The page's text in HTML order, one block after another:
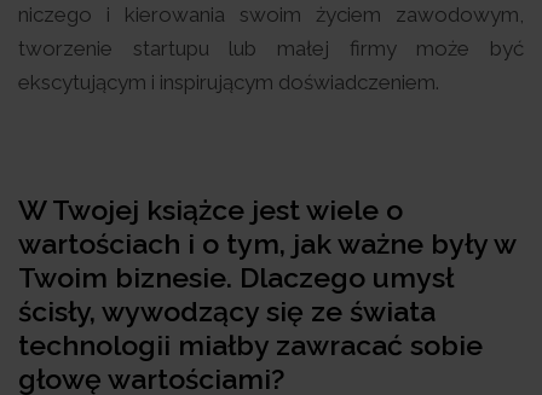
niczego i kierowania swoim życiem zawodowym,
tworzenie startupu lub małej firmy może być
ekscytującym i inspirującym doświadczeniem.
W Twojej książce jest wiele o
wartościach i o tym, jak ważne były w
Twoim biznesie. Dlaczego umysł
ścisły, wywodzący się ze świata
technologii miałby zawracać sobie
głowę wartościami?